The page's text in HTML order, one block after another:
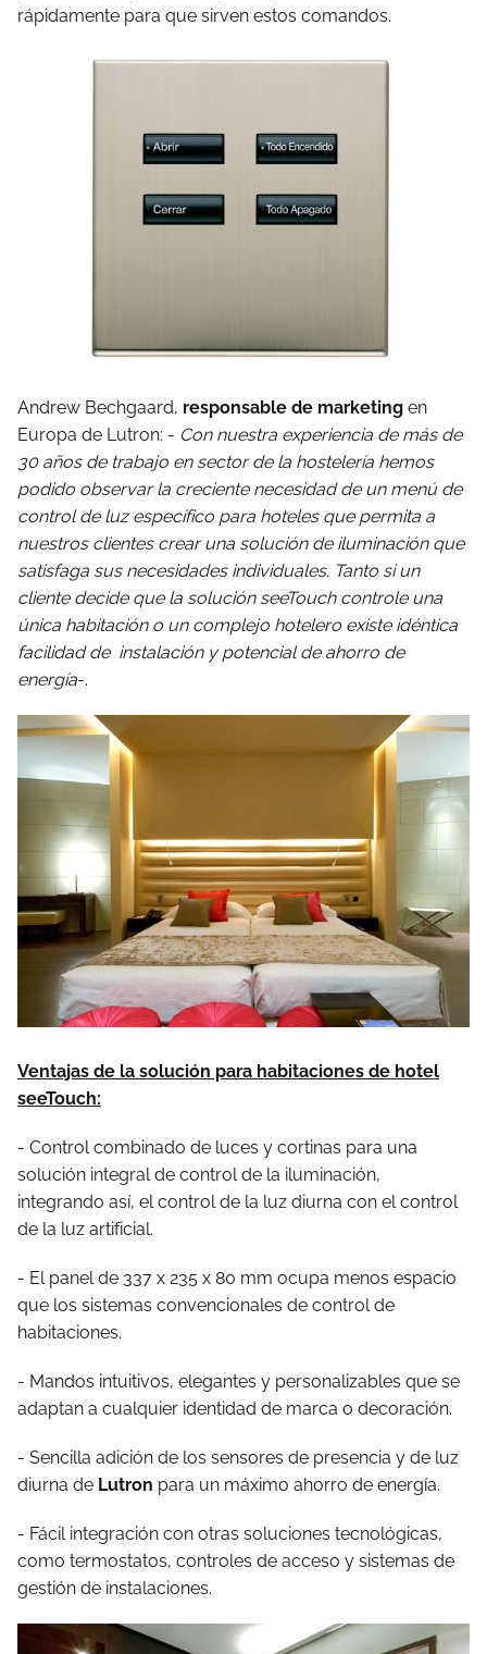
rápidamente para que sirven estos comandos.
Andrew Bechgaard, responsable de marketing en
Europa de Lutron: - Con nuestra experiencia de más de
30 años de trabajo en sector de la hostelería hemos
podido observar la creciente necesidad de un menú de
control de luz específico para hoteles que permita a
nuestros clientes crear una solución de iluminación que
satisfaga sus necesidades individuales. Tanto si un
cliente decide que la solución seeTouch controle una
única habitación o un complejo hotelero existe idéntica
facilidad de instalación y potencial de ahorro de
energía-.
Ventajas de la solución para habitaciones de hotel
seeTouch:
- Control combinado de luces y cortinas para una
solución integral de control de la iluminación,
integrando así, el control de la luz diurna con el control
de la luz artificial.
- El panel de 337 x 235 x 80 mm ocupa menos espacio
que los sistemas convencionales de control de
habitaciones.
- Mandos intuitivos, elegantes y personalizables que se
adaptan a cualquier identidad de marca o decoración.
- Sencilla adición de los sensores de presencia y de luz
diurna de Lutron para un máximo ahorro de energía.
- Fácil integración con otras soluciones tecnológicas,
como termostatos, controles de acceso y sistemas de
gestión de instalaciones.